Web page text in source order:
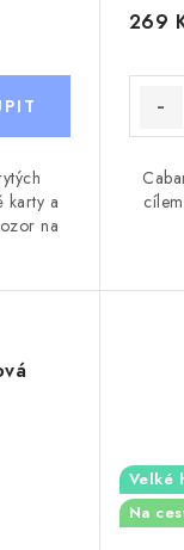
karty a
na
269
Velké
Na